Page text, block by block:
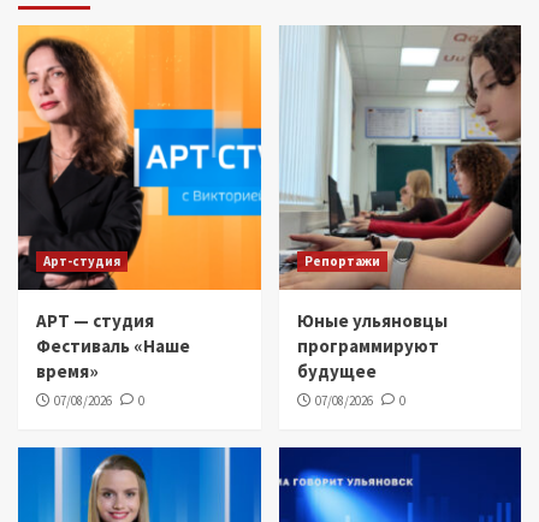
Арт-студия
АРТ — студия
Фестиваль «Наше
время»
07/08/2026 0
Репортажи
Юные ульяновцы
программируют
будущее
07/08/2026 0